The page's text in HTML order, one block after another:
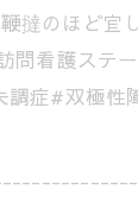
撻のほど宜
問看護ステ
調症#双極性